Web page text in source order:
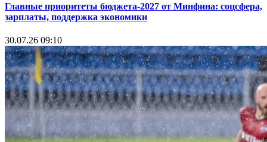
Главные приоритеты бюджета-2027 от Минфина: соцсфера,
зарплаты, поддержка экономики
30.07.26 09:10